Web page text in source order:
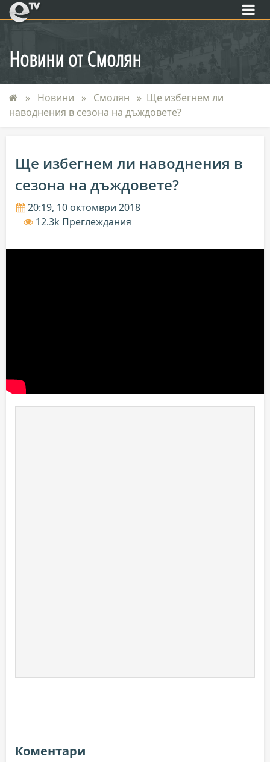
eTV
Новини от Смолян
Новини Смолян
Ще избегнем ли
наводнения в сезона на дъждовете?
Ще избегнем ли наводнения в
сезона на дъждовете?
20:19, 10 октомври 2018
12.3k Преглеждания
Коментари